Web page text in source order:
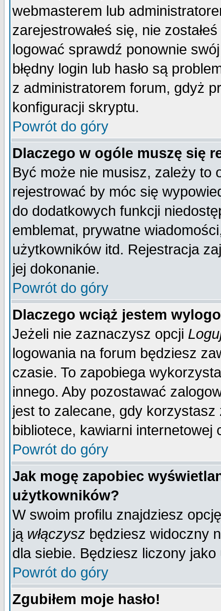
webmasterem lub
zarejestrowałeś się, nie
logować sprawdź ponownie
błędny login lub hasło są
z administratorem forum, gdyż
konfiguracji skryptu.
Powrót do góry
Dlaczego w ogóle muszę się
Być może nie musisz, zależy to
rejestrować by móc się
do dodatkowych funkcji
emblemat, prywatne
użytkowników itd. Rejestracja
jej dokonanie.
Powrót do góry
Dlaczego wciąż jestem
Jeżeli nie zaznaczysz opcji
logowania na forum będziesz
czasie. To zapobiega
innego. Aby pozostawać
jest to zalecane, gdy
bibliotece, kawiarni internetowej
Powrót do góry
Jak mogę zapobiec
użytkowników?
W swoim profilu znajdziesz
ją włączysz będziesz widoczny
dla siebie. Będziesz liczony
Powrót do góry
Zgubiłem moje hasło!